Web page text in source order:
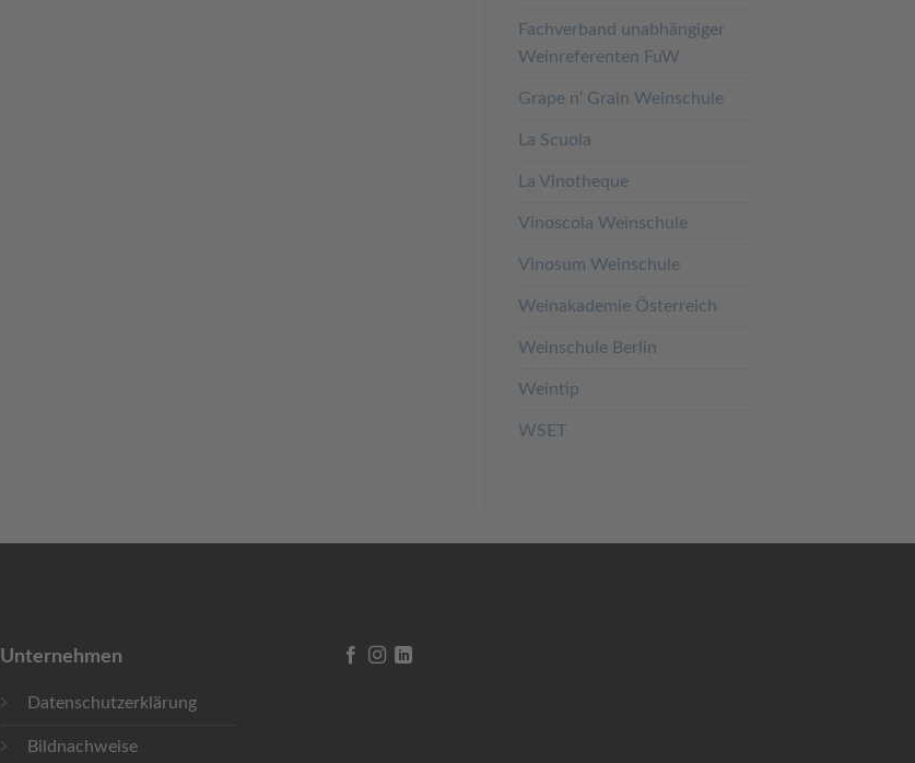
Fachverband unabhängiger
Weinreferenten FuW
Grape n‘ Grain Weinschule
La Scuola
La Vinotheque
Vinoscola Weinschule
Vinosum Weinschule
Weinakademie Österreich
Weinschule Berlin
Weintip
WSET
Unternehmen
Datenschutzerklärung
Bildnachweise